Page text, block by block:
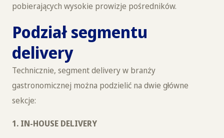
pobierających wysokie prowizje pośredników.
Podział segmentu
delivery
Technicznie, segment delivery w branży
gastronomicznej można podzielić na dwie główne
sekcje:
1. IN-HOUSE DELIVERY